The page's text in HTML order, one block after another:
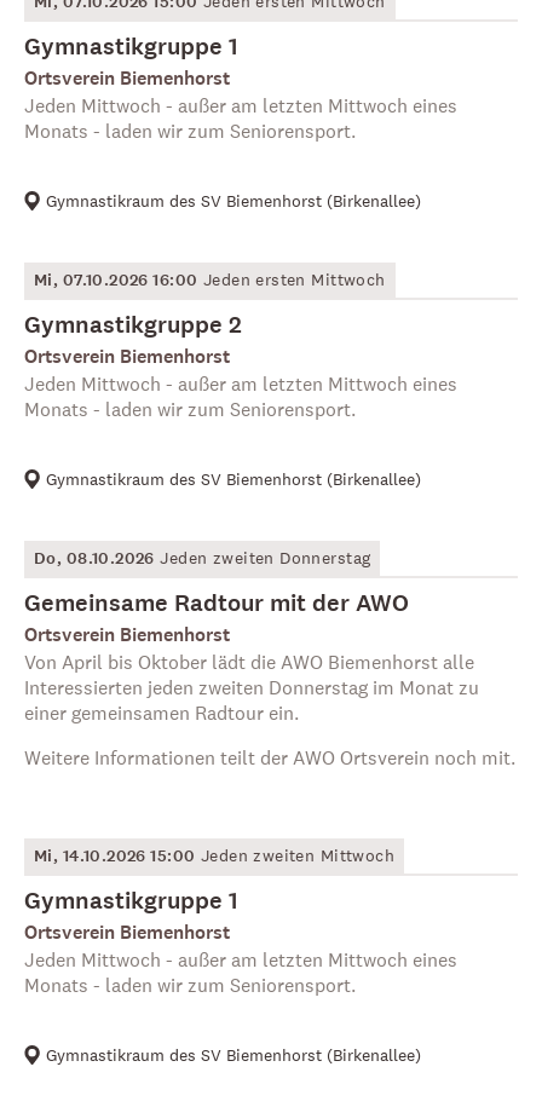
Gymnastikgruppe 1
Ortsverein Biemenhorst
Jeden Mittwoch - außer am letzten Mittwoch eines
Monats - laden wir zum Seniorensport.
Gymnastikraum des SV Biemenhorst (Birkenallee)
Mi, 07.10.2026 16:00 Jeden ersten Mittwoch
Gymnastikgruppe 2
Ortsverein Biemenhorst
Jeden Mittwoch - außer am letzten Mittwoch eines
Monats - laden wir zum Seniorensport.
Gymnastikraum des SV Biemenhorst (Birkenallee)
Do, 08.10.2026 Jeden zweiten Donnerstag
Gemeinsame Radtour mit der AWO
Ortsverein Biemenhorst
Von April bis Oktober lädt die AWO Biemenhorst alle
Interessierten jeden zweiten Donnerstag im Monat zu
einer gemeinsamen Radtour ein.
Weitere Informationen teilt der AWO Ortsverein noch mit.
Mi, 14.10.2026 15:00 Jeden zweiten Mittwoch
Gymnastikgruppe 1
Ortsverein Biemenhorst
Jeden Mittwoch - außer am letzten Mittwoch eines
Monats - laden wir zum Seniorensport.
Gymnastikraum des SV Biemenhorst (Birkenallee)